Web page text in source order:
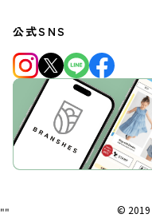
公式SNS
© 2019
""